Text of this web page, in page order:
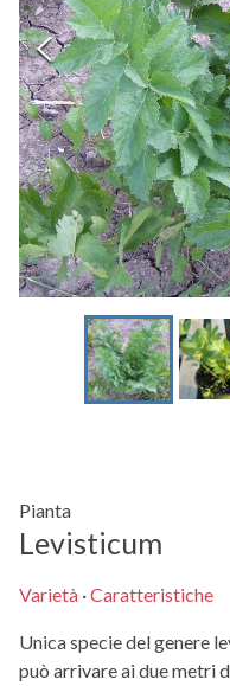
Pianta
Levisticum
Varietà ·Caratteristiche
Unica specie del genere
può arrivare ai due metri